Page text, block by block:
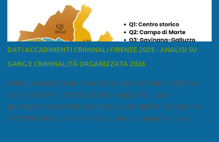
Lucca Ÿ la Versilia Ÿ la Media Valle del Serchio Ÿ la Garfagnana
Fonte: wikipedia Presenze mafiose e criminali (principali) Le
presenze mafiose in provincia sono assai rilevanti. Si segnala che
nella relazione del 2001 della Commissione parlamentare
Livorno e Lucca agiscono i clan dei Fedele...” Dalla ricerc...
DATI ACCADIMENTI CRIMINALI FIRENZE 2025 - ANALISI SU
GANG E CRIMINALITÀ ORGANIZZATA 2026
PARTE ANALITICA RICICLAGGIO DENARO SPORCO I SETTORI
COLPITI SONO: • RISTORAZIONE • ALBERGHI • B&B •
RIVENDITORI CON NEGOZI SENZA ACQUIRENTI • FARMACIA •
ATTIVITÀ VARIE Le 5 domande che bisogna porsi per capire e